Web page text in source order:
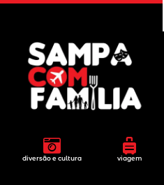
diversão e cultura viagem